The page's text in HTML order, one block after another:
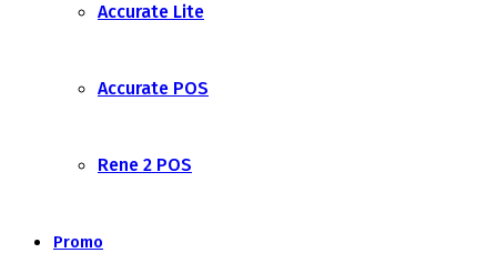
Accurate Lite
Accurate POS
Rene 2 POS
Promo